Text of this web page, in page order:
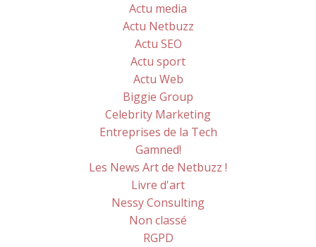
Actu media
Actu Netbuzz
Actu SEO
Actu sport
Actu Web
Biggie Group
Celebrity Marketing
Entreprises de la Tech
Gamned!
Les News Art de Netbuzz !
Livre d'art
Nessy Consulting
Non classé
RGPD